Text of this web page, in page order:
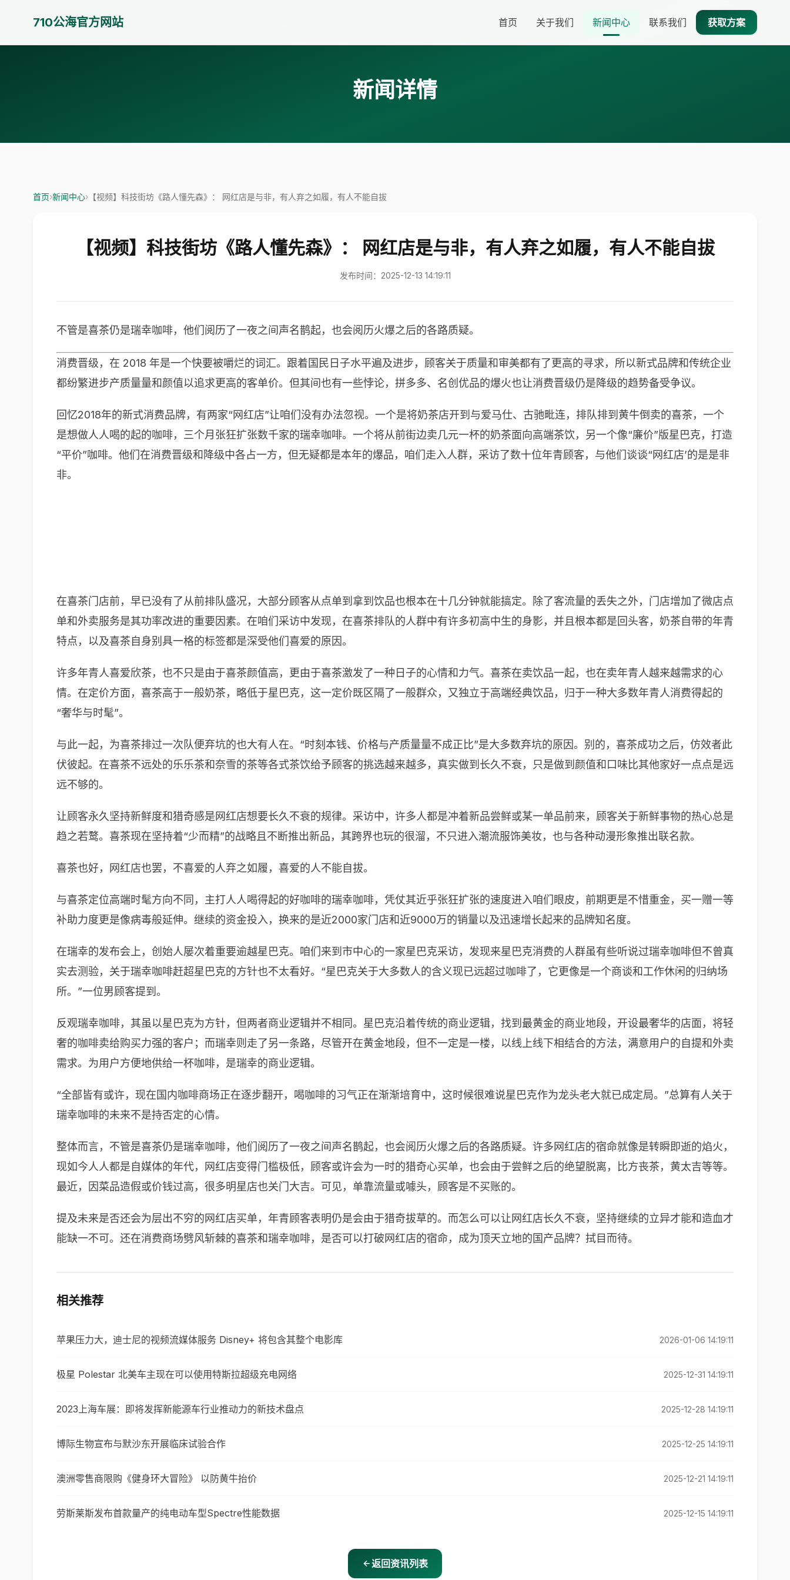
710公海官方网站 首页 关于我们 新闻中心 联系我们 获取方案
新闻详情
首页›新闻中心› 【视频】科技街坊《路人懂先森》： 网红店是与非，有人弃之如履，有人不能自拔
【视频】科技街坊《路人懂先森》： 网红店是与非，有人弃之如履，有人不能自拔
发布时间：2025-12-13 14:19:11
不管是喜茶仍是瑞幸咖啡，他们阅历了一夜之间声名鹊起，也会阅历火爆之后的各路质疑。
消费晋级，在 2018 年是一个快要被嚼烂的词汇。跟着国民日子水平遍及进步，顾客关于质量和审美都有了更高的寻求，所以新式品牌和传统企业
都纷繁进步产质量量和颜值以追求更高的客单价。但其间也有一些悖论，拼多多、名创优品的爆火也让消费晋级仍是降级的趋势备受争议。
回忆2018年的新式消费品牌，有两家“网红店”让咱们没有办法忽视。一个是将奶茶店开到与爱马仕、古驰毗连，排队排到黄牛倒卖的喜茶，一个
是想做人人喝的起的咖啡，三个月张狂扩张数千家的瑞幸咖啡。一个将从前街边卖几元一杯的奶茶面向高端茶饮，另一个像“廉价”版星巴克，打造
“平价”咖啡。他们在消费晋级和降级中各占一方，但无疑都是本年的爆品，咱们走入人群，采访了数十位年青顾客，与他们谈谈“网红店’的是是非
非。
在喜茶门店前，早已没有了从前排队盛况，大部分顾客从点单到拿到饮品也根本在十几分钟就能搞定。除了客流量的丢失之外，门店增加了微店点
单和外卖服务是其功率改进的重要因素。在咱们采访中发现，在喜茶排队的人群中有许多初高中生的身影，并且根本都是回头客，奶茶自带的年青
特点，以及喜茶自身别具一格的标签都是深受他们喜爱的原因。
许多年青人喜爱欣茶，也不只是由于喜茶颜值高，更由于喜茶激发了一种日子的心情和力气。喜茶在卖饮品一起，也在卖年青人越来越需求的心
情。在定价方面，喜茶高于一般奶茶，略低于星巴克，这一定价既区隔了一般群众，又独立于高端经典饮品，归于一种大多数年青人消费得起的
“奢华与时髦”。
与此一起，为喜茶排过一次队便弃坑的也大有人在。“时刻本钱、价格与产质量量不成正比”是大多数弃坑的原因。别的，喜茶成功之后，仿效者此
伏彼起。在喜茶不远处的乐乐茶和奈雪的茶等各式茶饮给予顾客的挑选越来越多，真实做到长久不衰，只是做到颜值和口味比其他家好一点点是远
远不够的。
让顾客永久坚持新鲜度和猎奇感是网红店想要长久不衰的规律。采访中，许多人都是冲着新品尝鲜或某一单品前来，顾客关于新鲜事物的热心总是
趋之若鹜。喜茶现在坚持着“少而精”的战略且不断推出新品，其跨界也玩的很溜，不只进入潮流服饰美妆，也与各种动漫形象推出联名款。
喜茶也好，网红店也罢，不喜爱的人弃之如履，喜爱的人不能自拔。
与喜茶定位高端时髦方向不同，主打人人喝得起的好咖啡的瑞幸咖啡，凭仗其近乎张狂扩张的速度进入咱们眼皮，前期更是不惜重金，买一赠一等
补助力度更是像病毒般延伸。继续的资金投入，换来的是近2000家门店和近9000万的销量以及迅速增长起来的品牌知名度。
在瑞幸的发布会上，创始人屡次着重要逾越星巴克。咱们来到市中心的一家星巴克采访，发现来星巴克消费的人群虽有些听说过瑞幸咖啡但不曾真
实去测验，关于瑞幸咖啡赶超星巴克的方针也不太看好。“星巴克关于大多数人的含义现已远超过咖啡了，它更像是一个商谈和工作休闲的归纳场
所。”一位男顾客提到。
反观瑞幸咖啡，其虽以星巴克为方针，但两者商业逻辑并不相同。星巴克沿着传统的商业逻辑，找到最黄金的商业地段，开设最奢华的店面，将轻
奢的咖啡卖给购买力强的客户；而瑞幸则走了另一条路，尽管开在黄金地段，但不一定是一楼，以线上线下相结合的方法，满意用户的自提和外卖
需求。为用户方便地供给一杯咖啡，是瑞幸的商业逻辑。
“全部皆有或许，现在国内咖啡商场正在逐步翻开，喝咖啡的习气正在渐渐培育中，这时候很难说星巴克作为龙头老大就已成定局。”总算有人关于
瑞幸咖啡的未来不是持否定的心情。
整体而言，不管是喜茶仍是瑞幸咖啡，他们阅历了一夜之间声名鹊起，也会阅历火爆之后的各路质疑。许多网红店的宿命就像是转瞬即逝的焰火，
现如今人人都是自媒体的年代，网红店变得门槛极低，顾客或许会为一时的猎奇心买单，也会由于尝鲜之后的绝望脱离，比方丧茶，黄太吉等等。
最近，因菜品造假或价钱过高，很多明星店也关门大吉。可见，单靠流量或噱头，顾客是不买账的。
提及未来是否还会为层出不穷的网红店买单，年青顾客表明仍是会由于猎奇拔草的。而怎么可以让网红店长久不衰，坚持继续的立异才能和造血才
能缺一不可。还在消费商场劈风斩棘的喜茶和瑞幸咖啡，是否可以打破网红店的宿命，成为顶天立地的国产品牌？拭目而待。
相关推荐
苹果压力大，迪士尼的视频流媒体服务 Disney+ 将包含其整个电影库 2026-01-06 14:19:11
极星 Polestar 北美车主现在可以使用特斯拉超级充电网络 2025-12-31 14:19:11
2023上海车展：即将发挥新能源车行业推动力的新技术盘点 2025-12-28 14:19:11
博际生物宣布与默沙东开展临床试验合作 2025-12-25 14:19:11
澳洲零售商限购《健身环大冒险》 以防黄牛抬价 2025-12-21 14:19:11
劳斯莱斯发布首款量产的纯电动车型Spectre性能数据 2025-12-15 14:19:11
返回资讯列表